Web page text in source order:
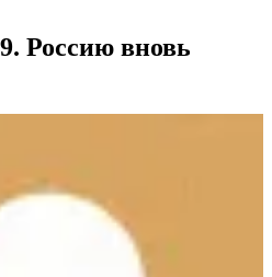
Россию вновь